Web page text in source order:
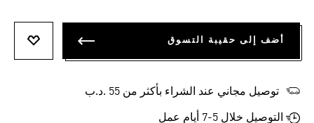
أضف إلى حقيبة التسوق
توصيل مجاني عند الشراء بأكثر من 55 .د.ب‎
التوصيل خلال 5-7 أيام عمل